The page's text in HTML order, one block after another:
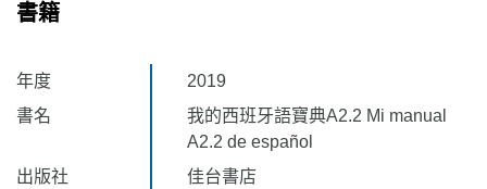
書籍
年度
2019
書名
我的西班牙語寶典A2.2 Mi manual
A2.2 de español
出版社
佳台書店